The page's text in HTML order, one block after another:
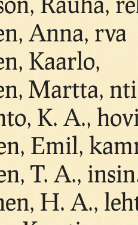
Anna, rva
Kaarlo,
Martta, nti
K. A.,
Emil,
T. A.,
H. A.,